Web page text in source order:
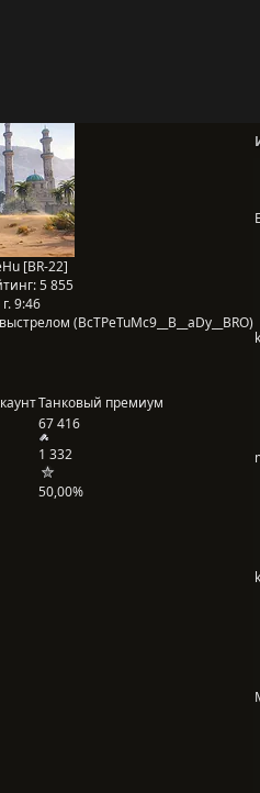
[BR-22]
5 855
9:46
(BcTPeTuMc9__B__aDy__BRO)
Танковый премиум
67 416
1 332
50,00%